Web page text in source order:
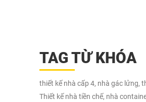
TAG TỪ KHÓA
thiết kế nhà cấp 4, nhà gác lửng,
Thiết kế nhà tiền chế, nhà